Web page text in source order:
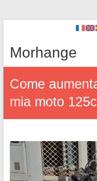
Morhange
Come
mia moto